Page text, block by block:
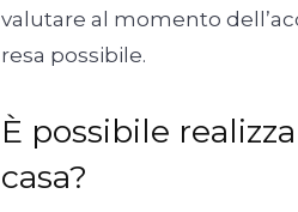
valutare al momento
resa possibile.
È possibile
casa?